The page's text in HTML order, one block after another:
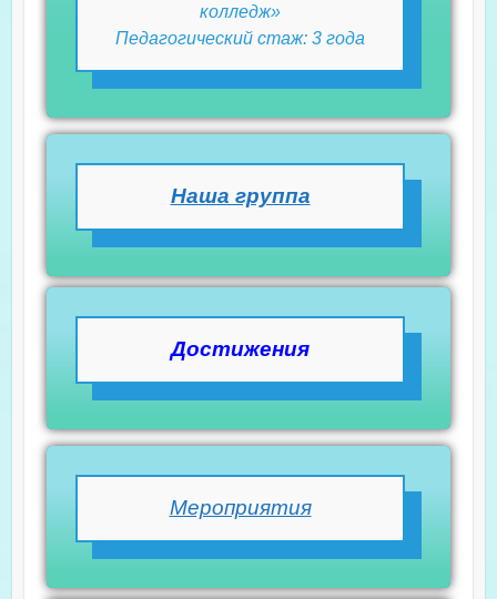
колледж»
Педагогический стаж: 3 года
Наша группа
Достижения
Мероприятия